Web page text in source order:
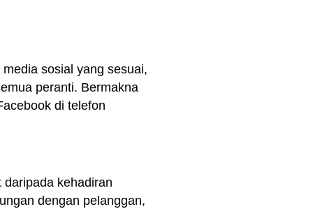
sosial yang sesuai,
peranti. Bermakna
di telefon
kehadiran
dengan pelanggan,